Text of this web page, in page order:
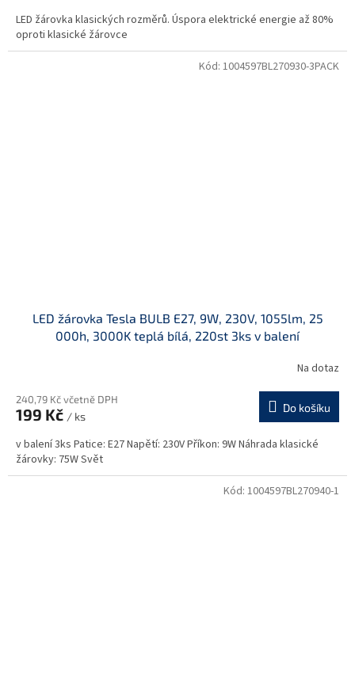
LED žárovka klasických rozměrů. Úspora elektrické energie až 80%
oproti klasické žárovce
LED žárovka Tesla BULB E27, 9W, 230V, 1055lm, 25
000h, 3000K teplá bílá, 220st 3ks v balení
Na dotaz
240,79 Kč včetně DPH
199 Kč / ks
Do košíku
v balení 3ks Patice: E27 Napětí: 230V Příkon: 9W Náhrada klasické
žárovky: 75W Svět
Kód: 1004597BL270930-3PACK
Kód: 1004597BL270940-1